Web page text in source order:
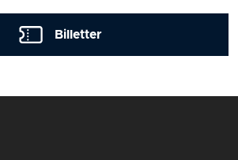
Billetter